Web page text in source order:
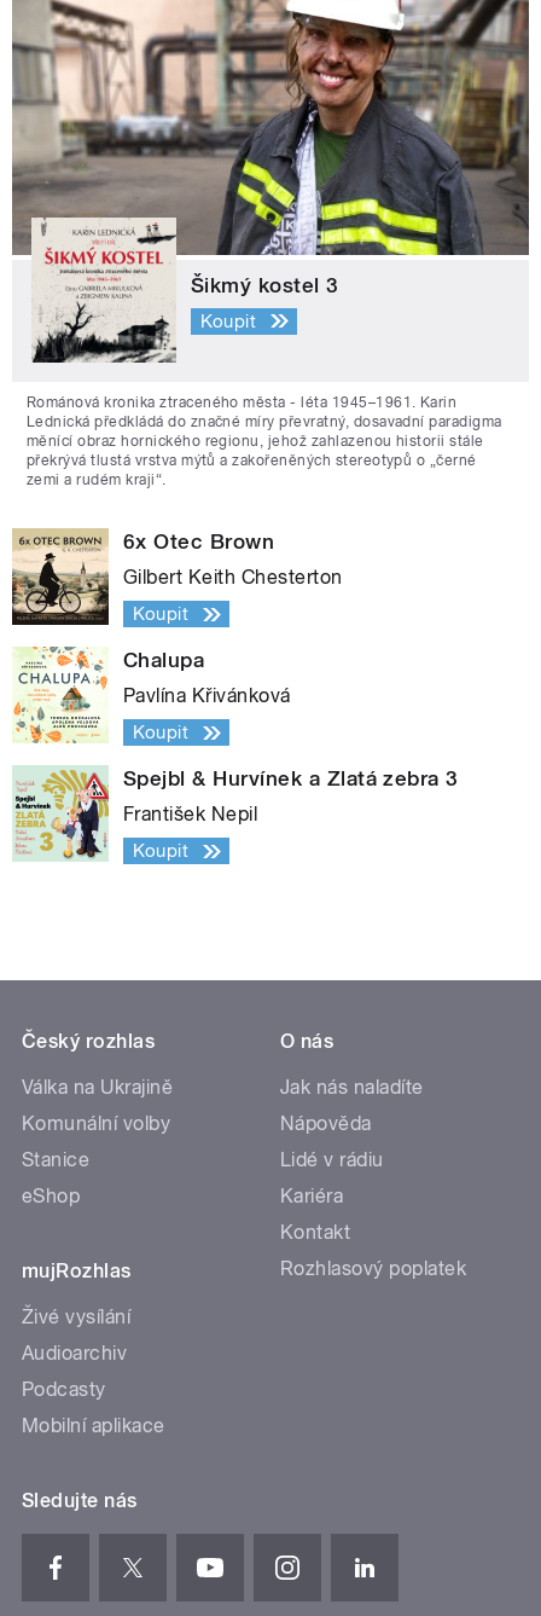
Šikmý kostel 3
Koupit
Románová kronika ztraceného města - léta 1945–1961. Karin
Lednická předkládá do značné míry převratný, dosavadní paradigma
měnící obraz hornického regionu, jehož zahlazenou historii stále
překrývá tlustá vrstva mýtů a zakořeněných stereotypů o „černé
zemi a rudém kraji“.
6x Otec Brown
Gilbert Keith Chesterton
Koupit
Chalupa
Pavlína Křivánková
Koupit
Spejbl & Hurvínek a Zlatá zebra 3
František Nepil
Koupit
Český rozhlas
Válka na Ukrajině
Komunální volby
Stanice
eShop
mujRozhlas
Živé vysílání
Audioarchiv
Podcasty
Mobilní aplikace
O nás
Jak nás naladíte
Nápověda
Lidé v rádiu
Kariéra
Kontakt
Rozhlasový poplatek
Sledujte nás